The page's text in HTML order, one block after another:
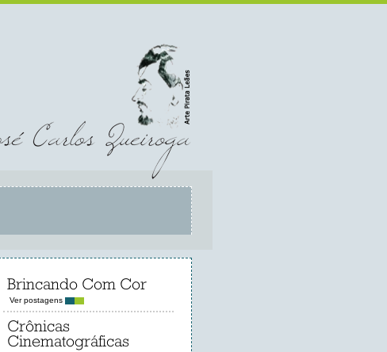
Brincando Com Cor
Ver postagens
Crônicas
Cinematográficas